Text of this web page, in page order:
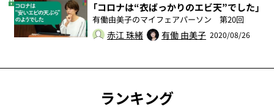
「コロナは“衣ばっかりのエビ天”でした」
有働由美子のマイフェアパーソン 第20回
赤江 珠緒 有働 由美子 2020/08/26
ランキング